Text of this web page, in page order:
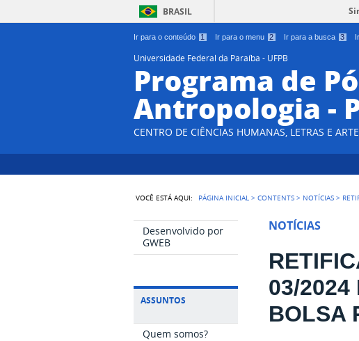
Ir para o conteúdo 1 Ir para o menu 2 Ir para a busca 3
BRASIL
Universidade Federal da Paraíba - UFPB
Programa de
Antropologia -
CENTRO DE CIÊNCIAS HUMANAS, LETRAS E
VOCÊ ESTÁ AQUI: PÁGINA INICIAL >CONTENTS > NOTÍCIAS >
Desenvolvido por
GWEB
ASSUNTOS
Quem somos?
NOTÍCIAS
03/2024
BOLSA